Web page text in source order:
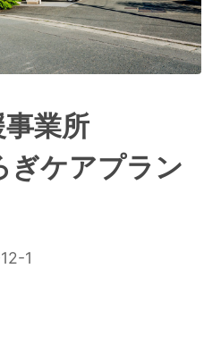
業所
ぎケアプラン
1